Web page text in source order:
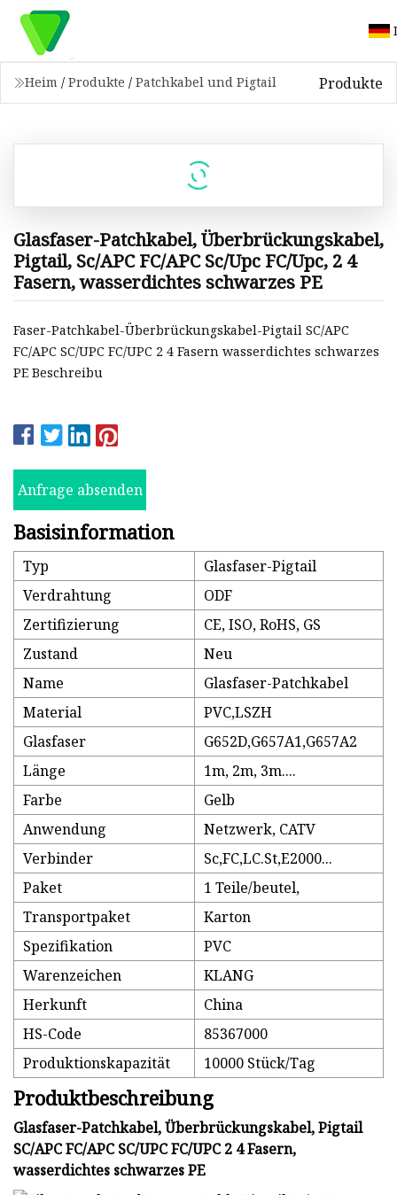
Heim / Produkte / Patchkabel und Pigtail Produkte
Glasfaser-Patchkabel, Überbrückungskabel,
Pigtail, Sc/APC FC/APC Sc/Upc FC/Upc, 2 4
Fasern, wasserdichtes schwarzes PE
Faser-Patchkabel-Überbrückungskabel-Pigtail SC/APC
FC/APC SC/UPC FC/UPC 2 4 Fasern wasserdichtes schwarzes
PE Beschreibu
Anfrage absenden
Basisinformation
Typ
Glasfaser-Pigtail
Verdrahtung
ODF
Zertifizierung
CE, ISO, RoHS, GS
Zustand
Neu
Name
Glasfaser-Patchkabel
Material
PVC,LSZH
Glasfaser
G652D,G657A1,G657A2
Länge
1m, 2m, 3m....
Farbe
Gelb
Anwendung
Netzwerk, CATV
Verbinder
Sc,FC,LC.St,E2000...
Paket
1 Teile/beutel,
Transportpaket
Karton
Spezifikation
PVC
Warenzeichen
KLANG
Herkunft
China
HS-Code
85367000
Produktionskapazität
10000 Stück/Tag
Produktbeschreibung
Glasfaser-Patchkabel, Überbrückungskabel, Pigtail
SC/APC FC/APC SC/UPC FC/UPC 2 4 Fasern,
wasserdichtes schwarzes PE